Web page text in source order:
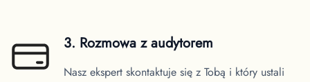
3. Rozmowa z audytorem
Nasz ekspert skontaktuje się z Tobą i który ustali